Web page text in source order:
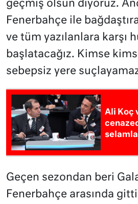
geçmiş olsun diyoruz.
Fenerbahçe ile
ve tüm yazılanlara karşı
başlatacağız. Kimse
sebepsiz yere
Ali Koç
Geçen sezondan beri
Fenerbahçe arasında